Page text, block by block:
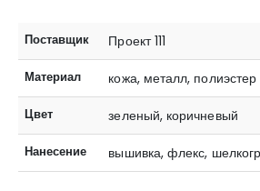
Поставщик Проект 111
Материал кожа, металл,
Цвет зеленый, коричневый
Нанесение вышивка, флекс,